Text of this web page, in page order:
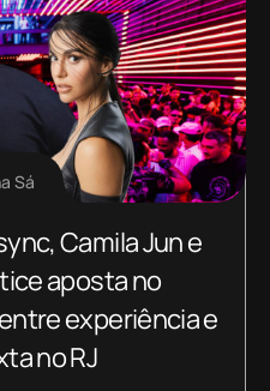
Sá
Camila Jun e
aposta no
experiência e
no RJ